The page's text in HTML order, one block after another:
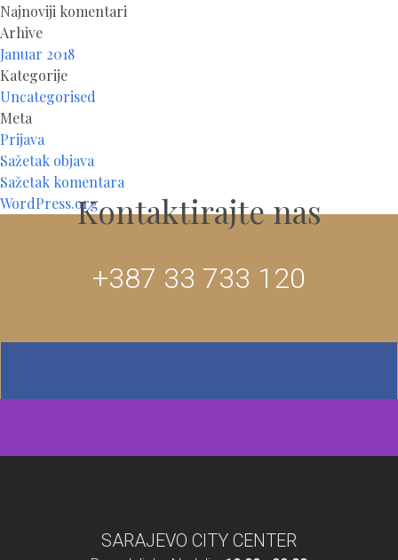
Najnoviji komentari
Arhive
Januar 2018
Kategorije
Uncategorised
Meta
Prijava
Sažetak objava
Sažetak komentara
WordPress.orgKontaktirajte nas
+387 33 733 120
SARAJEVO CITY CENTER